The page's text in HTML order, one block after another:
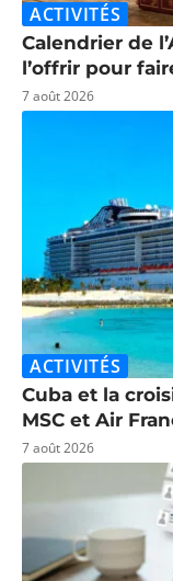
ACTIVITÉS
Calendrier de
l’offrir pour
7 août 2026
ACTIVITÉS
Cuba et la
MSC et Air
7 août 2026